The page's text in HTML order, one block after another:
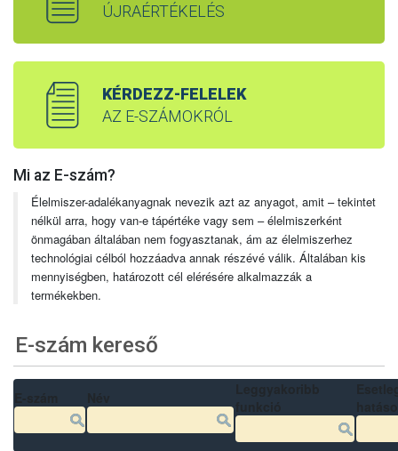
ÚJRAÉRTÉKELÉS
KÉRDEZZ-FELELEK
AZ E-SZÁMOKRÓL
Mi az E-szám?
Élelmiszer-adalékanyagnak nevezik azt az anyagot, amit – tekintet
nélkül arra, hogy van-e tápértéke vagy sem – élelmiszerként
önmagában általában nem fogyasztanak, ám az élelmiszerhez
technológiai célból hozzáadva annak részévé válik. Általában kis
mennyiségben, határozott cél elérésére alkalmazzák a
termékekben.
E-szám kereső